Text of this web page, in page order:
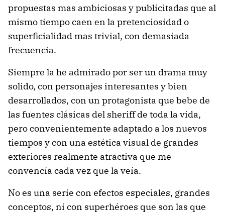
propuestas mas ambiciosas y publicitadas que al
mismo tiempo caen en la pretenciosidad o
superficialidad mas trivial, con demasiada
frecuencia.
Siempre la he admirado por ser un drama muy
solido, con personajes interesantes y bien
desarrollados, con un protagonista que bebe de
las fuentes clásicas del sheriff de toda la vida,
pero convenientemente adaptado a los nuevos
tiempos y con una estética visual de grandes
exteriores realmente atractiva que me
convencía cada vez que la veía.
No es una serie con efectos especiales, grandes
conceptos, ni con superhéroes que son las que